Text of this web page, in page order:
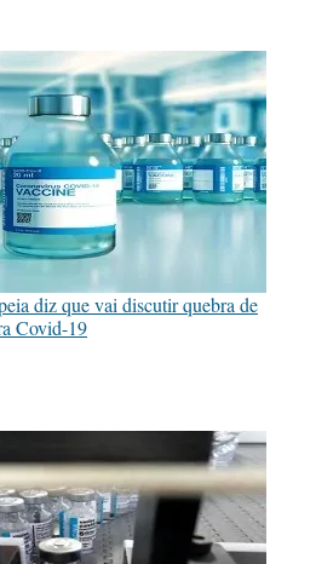
diz que vai discutir quebra de
Covid-19